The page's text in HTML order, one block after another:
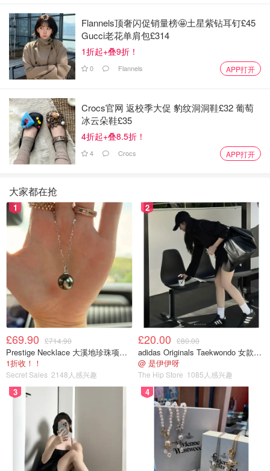
Flannels顶奢闪促销量榜🤩土星紫钻耳钉£45
Gucci老花单肩包£314
1折起+叠9折！
0 Flannels APP打开
Crocs官网 返校季大促 豹纹洞洞鞋£32 葡萄
冰云朵鞋£35
4折起+叠8.5折！
4 Crocs APP打开
大家都在抢
1
£69.90 £714.90
Prestige Necklace 大溪地珍珠项链 10-11mm
1折收！！
Secret Sales 2148人感兴趣
2
£20.00 £80.00
adidas Originals Taekwondo 女款黑色运动鞋
@ 是伊伊呀
The Hip Store 1085人感兴趣
3 4